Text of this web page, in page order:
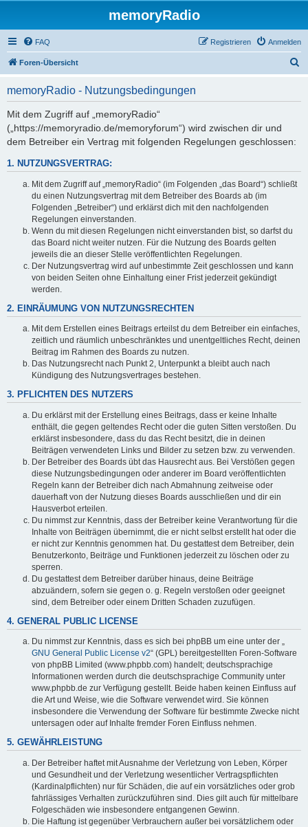
memoryRadio
FAQ Anmelden
Registrieren
Foren-Übersicht
memoryRadio - Nutzungsbedingungen
Mit dem Zugriff auf „memoryRadio“
(„https://memoryradio.de/memoryforum“) wird zwischen dir und
dem Betreiber ein Vertrag mit folgenden Regelungen geschlossen:
1. NUTZUNGSVERTRAG:
Mit dem Zugriff auf „memoryRadio“ (im Folgenden „das Board“) schließt
du einen Nutzungsvertrag mit dem Betreiber des Boards ab (im
Folgenden „Betreiber“) und erklärst dich mit den nachfolgenden
Regelungen einverstanden.
Wenn du mit diesen Regelungen nicht einverstanden bist, so darfst du
das Board nicht weiter nutzen. Für die Nutzung des Boards gelten
jeweils die an dieser Stelle veröffentlichten Regelungen.
Der Nutzungsvertrag wird auf unbestimmte Zeit geschlossen und kann
von beiden Seiten ohne Einhaltung einer Frist jederzeit gekündigt
werden.
2. EINRÄUMUNG VON NUTZUNGSRECHTEN
Mit dem Erstellen eines Beitrags erteilst du dem Betreiber ein einfaches,
zeitlich und räumlich unbeschränktes und unentgeltliches Recht, deinen
Beitrag im Rahmen des Boards zu nutzen.
Das Nutzungsrecht nach Punkt 2, Unterpunkt a bleibt auch nach
Kündigung des Nutzungsvertrages bestehen.
3. PFLICHTEN DES NUTZERS
Du erklärst mit der Erstellung eines Beitrags, dass er keine Inhalte
enthält, die gegen geltendes Recht oder die guten Sitten verstoßen. Du
erklärst insbesondere, dass du das Recht besitzt, die in deinen
Beiträgen verwendeten Links und Bilder zu setzen bzw. zu verwenden.
Der Betreiber des Boards übt das Hausrecht aus. Bei Verstößen gegen
diese Nutzungsbedingungen oder anderer im Board veröffentlichten
Regeln kann der Betreiber dich nach Abmahnung zeitweise oder
dauerhaft von der Nutzung dieses Boards ausschließen und dir ein
Hausverbot erteilen.
Du nimmst zur Kenntnis, dass der Betreiber keine Verantwortung für die
Inhalte von Beiträgen übernimmt, die er nicht selbst erstellt hat oder die
er nicht zur Kenntnis genommen hat. Du gestattest dem Betreiber, dein
Benutzerkonto, Beiträge und Funktionen jederzeit zu löschen oder zu
sperren.
Du gestattest dem Betreiber darüber hinaus, deine Beiträge
abzuändern, sofern sie gegen o. g. Regeln verstoßen oder geeignet
sind, dem Betreiber oder einem Dritten Schaden zuzufügen.
4. GENERAL PUBLIC LICENSE
Du nimmst zur Kenntnis, dass es sich bei phpBB um eine unter der „
GNU General Public License v2“ (GPL) bereitgestellten Foren-Software
von phpBB Limited (www.phpbb.com) handelt; deutschsprachige
Informationen werden durch die deutschsprachige Community unter
www.phpbb.de zur Verfügung gestellt. Beide haben keinen Einfluss auf
die Art und Weise, wie die Software verwendet wird. Sie können
insbesondere die Verwendung der Software für bestimmte Zwecke nicht
untersagen oder auf Inhalte fremder Foren Einfluss nehmen.
5. GEWÄHRLEISTUNG
Der Betreiber haftet mit Ausnahme der Verletzung von Leben, Körper
und Gesundheit und der Verletzung wesentlicher Vertragspflichten
(Kardinalpflichten) nur für Schäden, die auf ein vorsätzliches oder grob
fahrlässiges Verhalten zurückzuführen sind. Dies gilt auch für mittelbare
Folgeschäden wie insbesondere entgangenen Gewinn.
Die Haftung ist gegenüber Verbrauchern außer bei vorsätzlichem oder